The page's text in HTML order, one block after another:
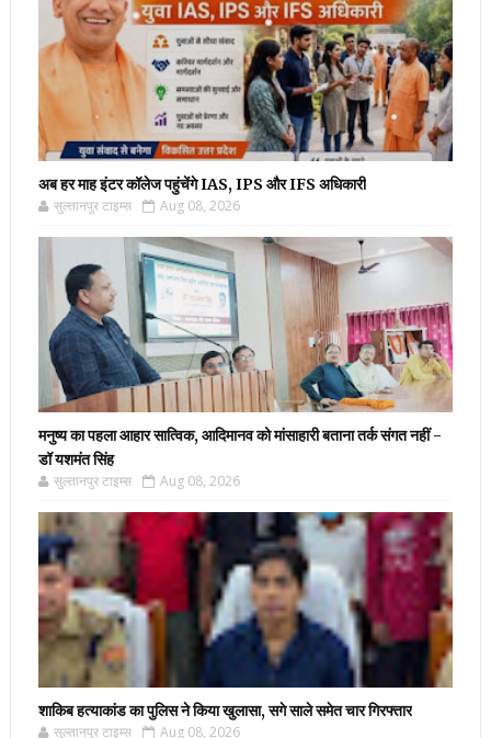
अब हर माह इंटर कॉलेज पहुंचेंगे IAS, IPS और IFS अधिकारी
सुल्तानपुर टाइम्स Aug 08, 2026
मनुष्य का पहला आहार सात्विक, आदिमानव को मांसाहारी बताना तर्क संगत नहीं -
डॉ यशमंत सिंह
सुल्तानपुर टाइम्स Aug 08, 2026
शाकिब हत्याकांड का पुलिस ने किया खुलासा, सगे साले समेत चार गिरफ्तार
सुल्तानपुर टाइम्स Aug 08, 2026